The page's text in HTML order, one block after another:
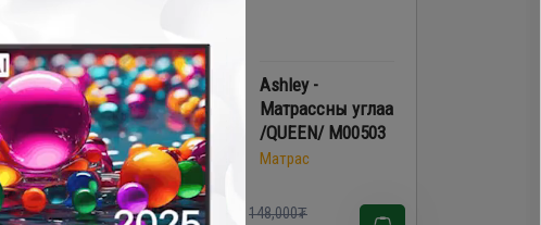
Матрасны углаа
BYS 180x200
Матрас
Ashley -
Матрассны углаа
/QUEEN/ M00503
Матрас
148,000₮